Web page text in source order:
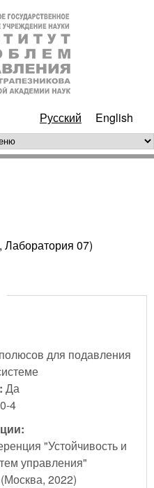
основному
Русский English
меню
07)
для подавления
Да
4
"Устойчивость и
управления"
2022)